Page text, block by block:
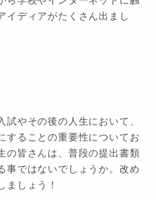
イディアがたくさん出まし
試やその後の人生において、
することの重要性についてお
の皆さんは、普段の提出書類
事ではないでしょうか。改め
ましょう！